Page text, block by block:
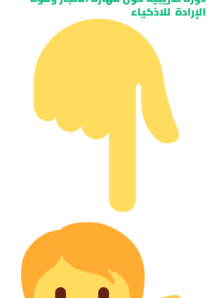
الإرادة للاذكياء